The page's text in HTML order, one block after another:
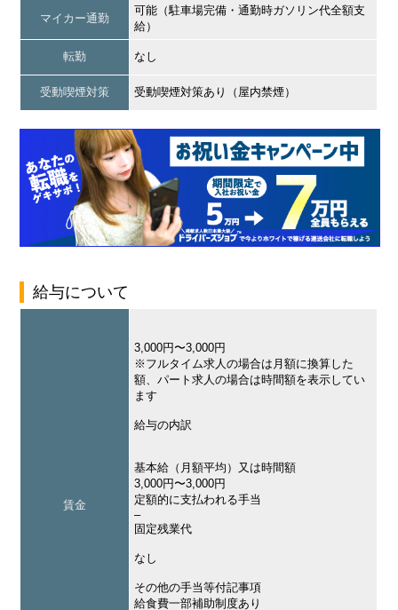
マイカー通勤
可能（駐車場完備・通勤時ガソリン代全額支
給）
転勤 なし
受動喫煙対策 受動喫煙対策あり（屋内禁煙）
給与について
賃金
3,000円〜3,000円
※フルタイム求人の場合は月額に換算した
額、パート求人の場合は時間額を表示してい
ます
給与の内訳
基本給（月額平均）又は時間額
3,000円〜3,000円
定額的に支払われる手当
–
固定残業代
なし
その他の手当等付記事項
給食費一部補助制度あり